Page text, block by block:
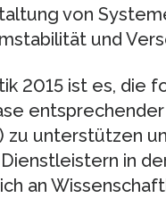
von
und
2015 ist es, die
unterstützen
in
an